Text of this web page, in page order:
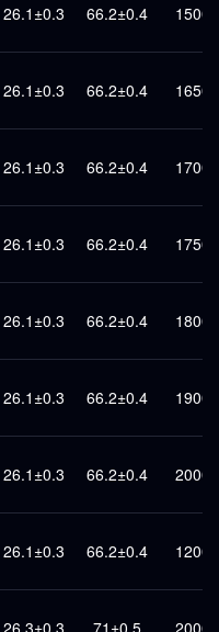
26.1±0.3 66.2±0.4 1500
26.1±0.3 66.2±0.4 1650
26.1±0.3 66.2±0.4 1700
26.1±0.3 66.2±0.4 1750
26.1±0.3 66.2±0.4 1800
26.1±0.3 66.2±0.4 1900
26.1±0.3 66.2±0.4 2000
26.1±0.3 66.2±0.4 1200
26.3±0.3 71±0.5 2000